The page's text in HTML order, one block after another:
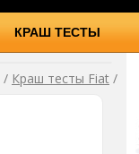
КРАШ ТЕСТЫ
/ Краш тесты Fiat /